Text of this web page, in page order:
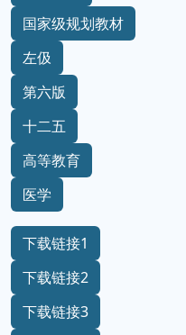
国家级规划教材
左伋
第六版
十二五
高等教育
医学
下载链接1
下载链接2
下载链接3